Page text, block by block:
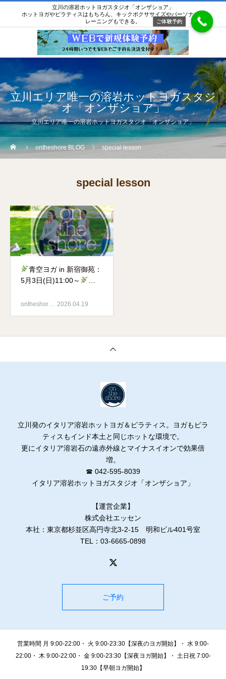
立川の溶岩ホットヨガスタジオ「オンザショア」
ホットヨガやピラティスはもちろん、キックボクササイズやパーソナルト
レーニングもできる。
立川エリア唯一の溶岩ホットヨガスタジ
オ「オンザショア」
立川エリア唯一の溶岩ホットヨガスタジオ「オンザショア」
ontheshore BLOG special lesson
special lesson
青空ヨガ in 新宿御苑：
5月3日(日)11:00～
Shinjuku Gyoen National
ontheshor… 2026.04.19
立川発のイタリア溶岩ホットヨガ＆ピラティス。ヨガもピラ
ティスもインド本土と同じホットな環境で。
更にイタリア溶岩石の遠赤外線とマイナスイオンで効果倍
増。
☎ 042-595-8039
イタリア溶岩ホットヨガスタジオ「オンザショア」
【運営企業】
株式会社エッセン
本社：東京都杉並区高円寺北3-2-15 明和ビル401号室
TEL：03-6665-0898
ご予約
営業時間 月 9:00-22:00・ 火 9:00-23:30【深夜のヨガ開始】・ 水 9:00-
22:00・ 木 9:00-22:00・ 金 9:00-23:30【深夜ヨガ開始】・ 土日祝 7:00-
19:30【早朝ヨガ開始】
ご体験予約